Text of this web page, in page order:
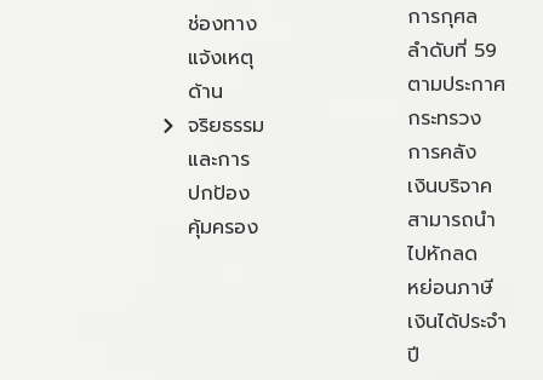
ช่องทาง
แจ้งเหตุ
ด้าน
จริยธรรม
และการ
ปกป้อง
คุ้มครอง
การกุศล
ลำดับที่ 59
ตามประกาศ
กระทรวง
การคลัง
เงินบริจาค
สามารถนำ
ไปหักลด
หย่อนภาษี
เงินได้ประจำ
ปี